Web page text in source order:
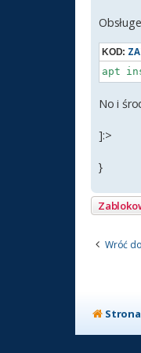
KOD:
No i
]:>
}
Wróć